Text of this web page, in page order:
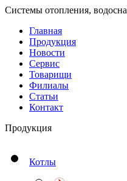
Системы отопления,
Главная
Продукция
Новости
Сервис
Товарищи
Филиалы
Статьи
Контакт
Продукция
Котлы